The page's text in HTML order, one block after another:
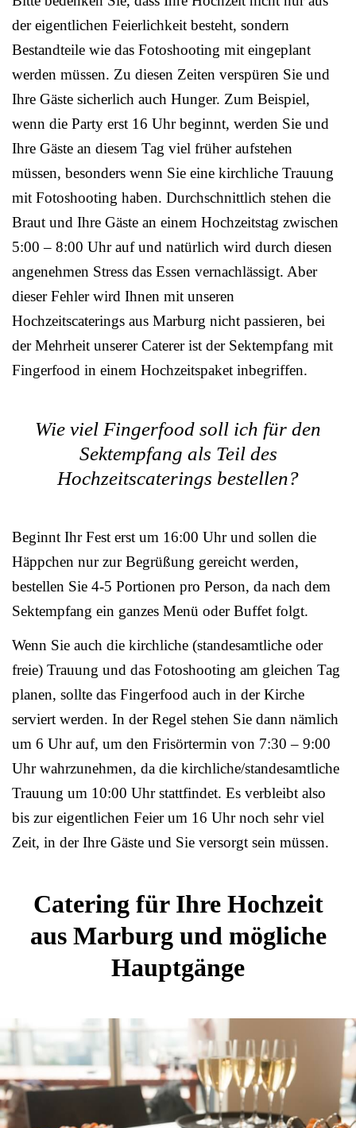
der eigentlichen Feierlichkeit besteht, sondern
Bestandteile wie das Fotoshooting mit eingeplant
werden müssen. Zu diesen Zeiten verspüren Sie und
Ihre Gäste sicherlich auch Hunger. Zum Beispiel,
wenn die Party erst 16 Uhr beginnt, werden Sie und
Ihre Gäste an diesem Tag viel früher aufstehen
müssen, besonders wenn Sie eine kirchliche Trauung
mit Fotoshooting haben. Durchschnittlich stehen die
Braut und Ihre Gäste an einem Hochzeitstag zwischen
5:00 – 8:00 Uhr auf und natürlich wird durch diesen
angenehmen Stress das Essen vernachlässigt. Aber
dieser Fehler wird Ihnen mit unseren
Hochzeitscaterings aus Marburg nicht passieren, bei
der Mehrheit unserer Caterer ist der Sektempfang mit
Fingerfood in einem Hochzeitspaket inbegriffen.
Wie viel Fingerfood soll ich für den
Sektempfang als Teil des
Hochzeitscaterings bestellen?
Beginnt Ihr Fest erst um 16:00 Uhr und sollen die
Häppchen nur zur Begrüßung gereicht werden,
bestellen Sie 4-5 Portionen pro Person, da nach dem
Sektempfang ein ganzes Menü oder Buffet folgt.
Wenn Sie auch die kirchliche (standesamtliche oder
freie) Trauung und das Fotoshooting am gleichen Tag
planen, sollte das Fingerfood auch in der Kirche
serviert werden. In der Regel stehen Sie dann nämlich
um 6 Uhr auf, um den Frisörtermin von 7:30 – 9:00
Uhr wahrzunehmen, da die kirchliche/standesamtliche
Trauung um 10:00 Uhr stattfindet. Es verbleibt also
bis zur eigentlichen Feier um 16 Uhr noch sehr viel
Zeit, in der Ihre Gäste und Sie versorgt sein müssen.
Catering für Ihre Hochzeit
aus Marburg und mögliche
Hauptgänge